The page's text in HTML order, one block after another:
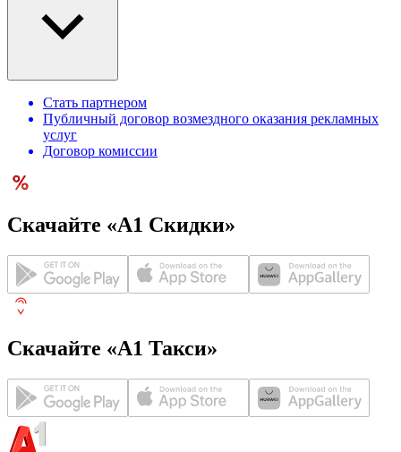
Стать партнером
Публичный договор возмездного оказания рекламных
услуг
Договор комиссии
Скачайте «А1 Скидки»
Скачайте «А1 Такси»